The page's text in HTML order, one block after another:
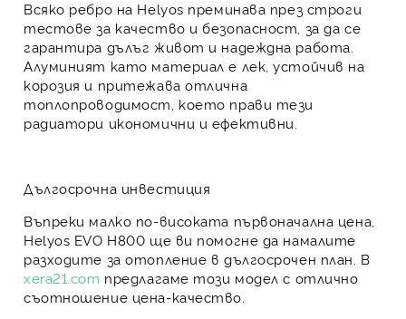
Всяко ребро на Helyos преминава през строги
тестове за качество и безопасност, за да се
гарантира дълъг живот и надеждна работа.
Алуминият като материал е лек, устойчив на
корозия и притежава отлична
топлопроводимост, което прави тези
радиатори икономични и ефективни.
Дългосрочна инвестиция
Въпреки малко по-високата първоначална цена,
Helyos EVO Н800 ще ви помогне да намалите
разходите за отопление в дългосрочен план. В
xera21.com предлагаме този модел с отлично
съотношение цена-качество.